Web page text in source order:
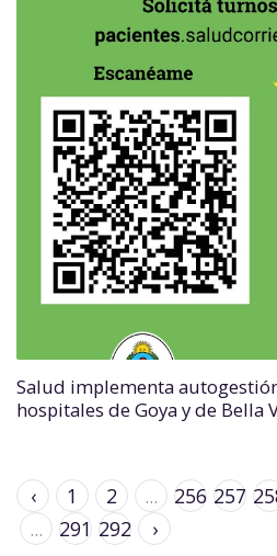
Salud implementa
hospitales de Goya y de Bella
‹ 1 2 ... 256 257
...
291 292 ›